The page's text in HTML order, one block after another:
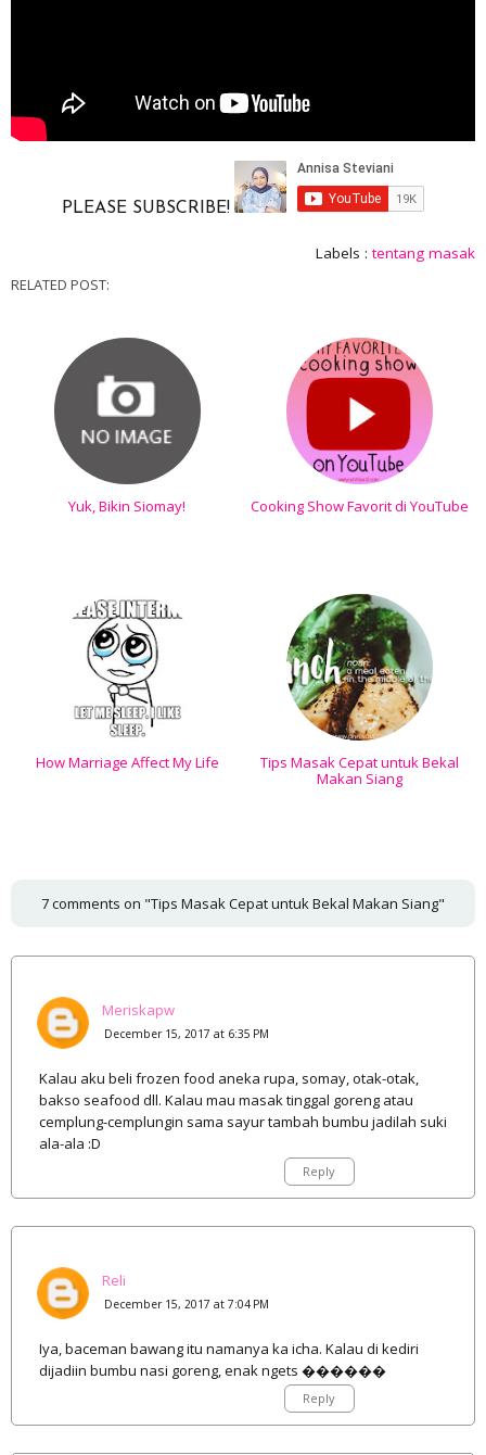
PLEASE SUBSCRIBE!
Labels :tentang masak
RELATED POST:
Yuk, Bikin Siomay! Cooking Show Favorit di YouTube
How Marriage Affect My Life
Tips Masak Cepat untuk Bekal
Makan Siang
7 comments on "Tips Masak Cepat untuk Bekal Makan Siang"
Meriskapw
December 15, 2017 at 6:35 PM
Kalau aku beli frozen food aneka rupa, somay, otak-otak,
bakso seafood dll. Kalau mau masak tinggal goreng atau
cemplung-cemplungin sama sayur tambah bumbu jadilah suki
ala-ala :D
Reply
Reli
December 15, 2017 at 7:04 PM
Iya, baceman bawang itu namanya ka icha. Kalau di kediri
dijadiin bumbu nasi goreng, enak ngets ������
Reply